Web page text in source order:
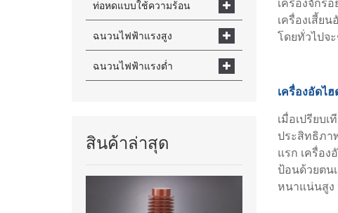
ท่อหดแบบใช้ความร้อน
ฉนวนไฟฟ้าแรงสูง
ฉนวนไฟฟ้าแรงต่ำ
สินค้าล่าสุด
เครื่องเสี้ย
โดยทั่วไปจ
เครื่องอัดไ
เมื่อเปรียบ
ประสิทธิภา
แรก เครื่อ
ป้อนด้วยตน
หนาแน่นสูง